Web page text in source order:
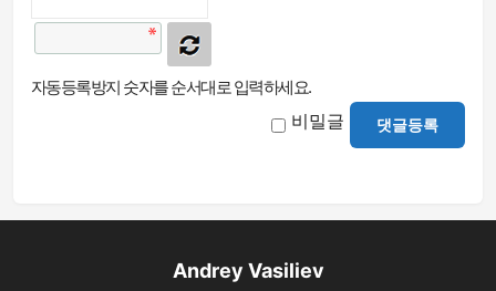
자동등록방지 숫자를 순서대로 입력하세요.
비밀글 댓글등록
Andrey Vasiliev